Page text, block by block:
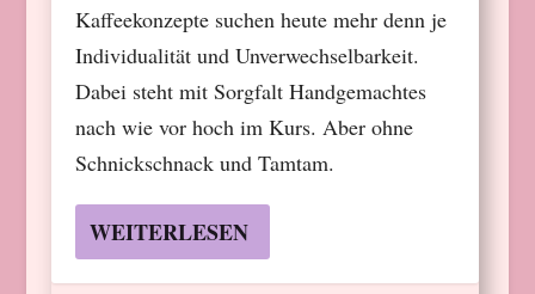
Kaffeekonzepte suchen heute mehr denn je
Individualität und Unverwechselbarkeit.
Dabei steht mit Sorgfalt Handgemachtes
nach wie vor hoch im Kurs. Aber ohne
Schnickschnack und Tamtam.
WEITERLESEN